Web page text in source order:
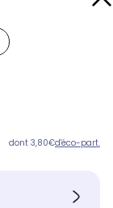
dont 3,80€d'éco-part.